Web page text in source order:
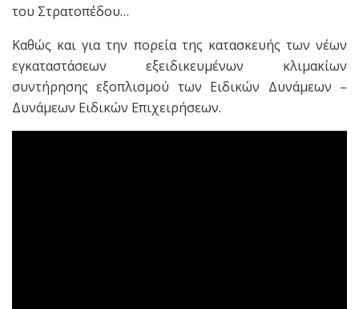
του Στρατοπέδου…
Kαθώς και για την πορεία της κατασκευής των νέων
εγκαταστάσεων εξειδικευμένων κλιμακίων
συντήρησης εξοπλισμού των Ειδικών Δυνάμεων –
Δυνάμεων Ειδικών Επιχειρήσεων.